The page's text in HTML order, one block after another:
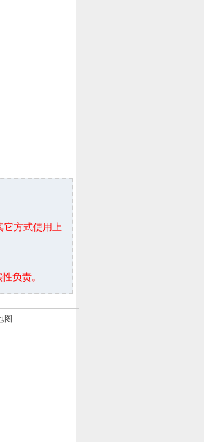
它方式使用上
负责。
图